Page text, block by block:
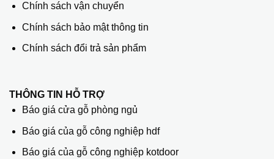
Chính sách vận chuyển
Chính sách bảo mật thông tin
Chính sách đổi trả sản phẩm
THÔNG TIN HỖ TRỢ
Báo giá cửa gỗ phòng ngủ
Báo giá của gỗ công nghiệp hdf
Báo giá của gỗ công nghiệp kotdoor